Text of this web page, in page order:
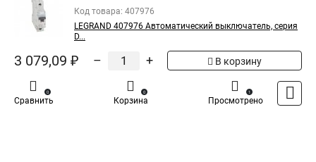
Код товара: 407976
LEGRAND 407976 Автоматический выключатель, серия
D...
3 079,09 ₽ – + В корзину
Сравнить
0
Корзина
0
Просмотрено
1